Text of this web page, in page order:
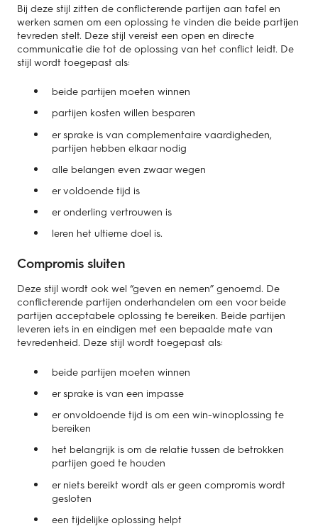
Bij deze stijl zitten de conflicterende partijen aan tafel en
werken samen om een oplossing te vinden die beide partijen
tevreden stelt. Deze stijl vereist een open en directe
communicatie die tot de oplossing van het conflict leidt. De
stijl wordt toegepast als:
beide partijen moeten winnen
partijen kosten willen besparen
er sprake is van complementaire vaardigheden,
partijen hebben elkaar nodig
alle belangen even zwaar wegen
er voldoende tijd is
er onderling vertrouwen is
leren het ultieme doel is.
Compromis sluiten
Deze stijl wordt ook wel “geven en nemen” genoemd. De
conflicterende partijen onderhandelen om een voor beide
partijen acceptabele oplossing te bereiken. Beide partijen
leveren iets in en eindigen met een bepaalde mate van
tevredenheid. Deze stijl wordt toegepast als:
beide partijen moeten winnen
er sprake is van een impasse
er onvoldoende tijd is om een win-winoplossing te
bereiken
het belangrijk is om de relatie tussen de betrokken
partijen goed te houden
er niets bereikt wordt als er geen compromis wordt
gesloten
een tijdelijke oplossing helpt